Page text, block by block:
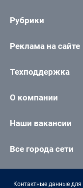
Рубрики
Реклама на сайте
Техподдержка
О компании
Наши вакансии
Все города сети
Контактные данные для